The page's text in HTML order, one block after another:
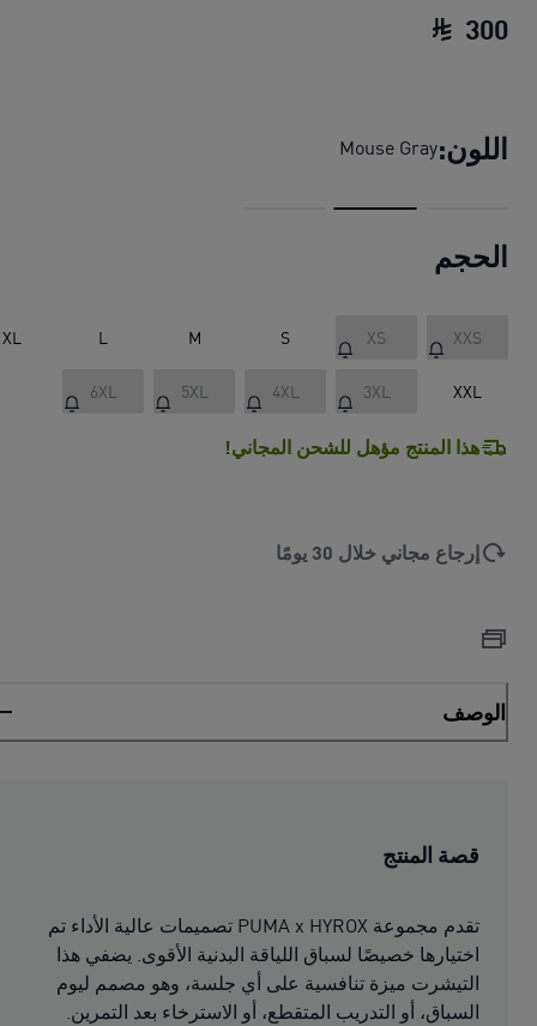
300
اللون:Mouse Gray
الحجم
XXS
XS
S
M
L
XL
XXL
3XL
4XL
5XL
6XL
هذا المنتج مؤهل للشحن المجاني!
إرجاع مجاني خلال 30 يومًا
الوصف
قصة المنتج
تقدم مجموعة PUMA x HYROX تصميمات عالية الأداء تم
اختيارها خصيصًا لسباق اللياقة البدنية الأقوى. يضفي هذا
التيشرت ميزة تنافسية على أي جلسة، وهو مصمم ليوم
السباق، أو التدريب المتقطع، أو الاسترخاء بعد التمرين.